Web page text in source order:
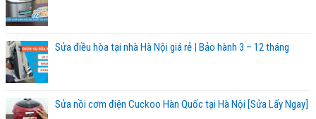
Sửa điều hòa tại nhà Hà Nội giá rẻ | Bảo hành 3 – 12 tháng
Sửa nồi cơm điện Cuckoo Hàn Quốc tại Hà Nội [Sửa Lấy Ngay]